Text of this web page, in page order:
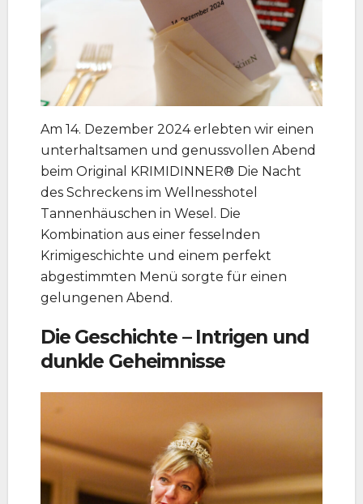
Am 14. Dezember 2024 erlebten wir einen
unterhaltsamen und genussvollen Abend
beim Original KRIMIDINNER® Die Nacht
des Schreckens im Wellnesshotel
Tannenhäuschen in Wesel. Die
Kombination aus einer fesselnden
Krimigeschichte und einem perfekt
abgestimmten Menü sorgte für einen
gelungenen Abend.
Die Geschichte – Intrigen und
dunkle Geheimnisse